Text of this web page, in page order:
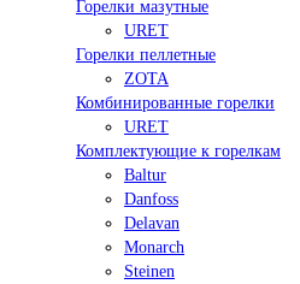
Горелки мазутные
URET
Горелки пеллетные
ZOTA
Комбинированные горелки
URET
Комплектующие к горелкам
Baltur
Danfoss
Delavan
Monarch
Steinen